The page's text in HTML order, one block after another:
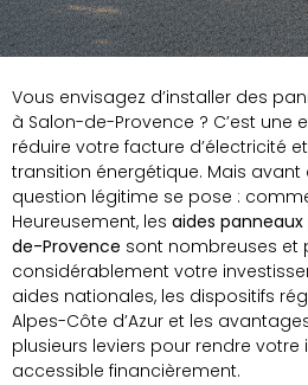
Vous envisagez d’installer des
à Salon-de-Provence ? C’est une
réduire votre facture d’électricité
transition énergétique. Mais avant
question légitime se pose :
Heureusement, les aides
de-Provence sont nombreuses et
considérablement votre
aides nationales, les dispositifs
Alpes-Côte d’Azur et les
plusieurs leviers pour rendre votre
accessible financièrement.